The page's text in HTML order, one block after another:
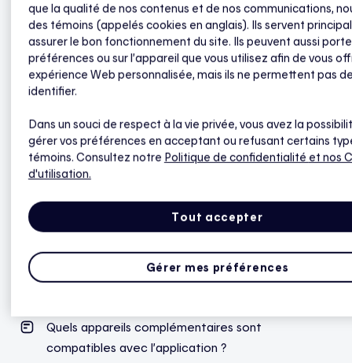
champs : Type de pièce, Nom de la pièce et
Endroit ; terminez en touchant Ajouter, au
bas de la page
S’il y a lieu, choisissez la catégorie d’appareil
S’il y a lieu, choisissez l’icône qui correspond le
Terminez en touchant OK, dans le coin
supérieur droit de l’écran
Utilisation
Quels appareils sont compatibles
Quels appareils complémentaires sont
compatibles avec l’application ?
que la qualité de nos contenus et de nos communications,
des témoins (appelés cookies en anglais). Ils servent
assurer le bon fonctionnement du site. Ils peuvent aussi
préférences ou sur l’appareil que vous utilisez afin de vous
expérience Web personnalisée, mais ils ne permettent pas
identifier.
Dans un souci de respect à la vie privée, vous avez la
gérer vos préférences en acceptant ou refusant certains
témoins. Consultez notre Politique de confidentialité et nos
d'utilisation.
Tout accepter
Gérer mes préférences